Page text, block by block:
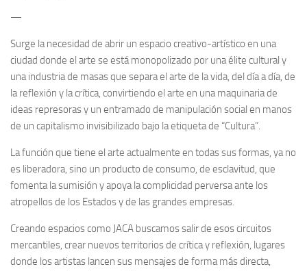
—
Surge la necesidad de abrir un espacio creativo-artístico en una
ciudad donde el arte se está monopolizado por una élite cultural y
una industria de masas que separa el arte de la vida, del día a día, de
la reflexión y la crítica, convirtiendo el arte en una maquinaria de
ideas represoras y un entramado de manipulación social en manos
de un capitalismo invisibilizado bajo la etiqueta de “Cultura”.
La función que tiene el arte actualmente en todas sus formas, ya no
es liberadora, sino un producto de consumo, de esclavitud, que
fomenta la sumisión y apoya la complicidad perversa ante los
atropellos de los Estados y de las grandes empresas.
Creando espacios como JACA buscamos salir de esos circuitos
mercantiles, crear nuevos territorios de crítica y reflexión, lugares
donde los artistas lancen sus mensajes de forma más directa,